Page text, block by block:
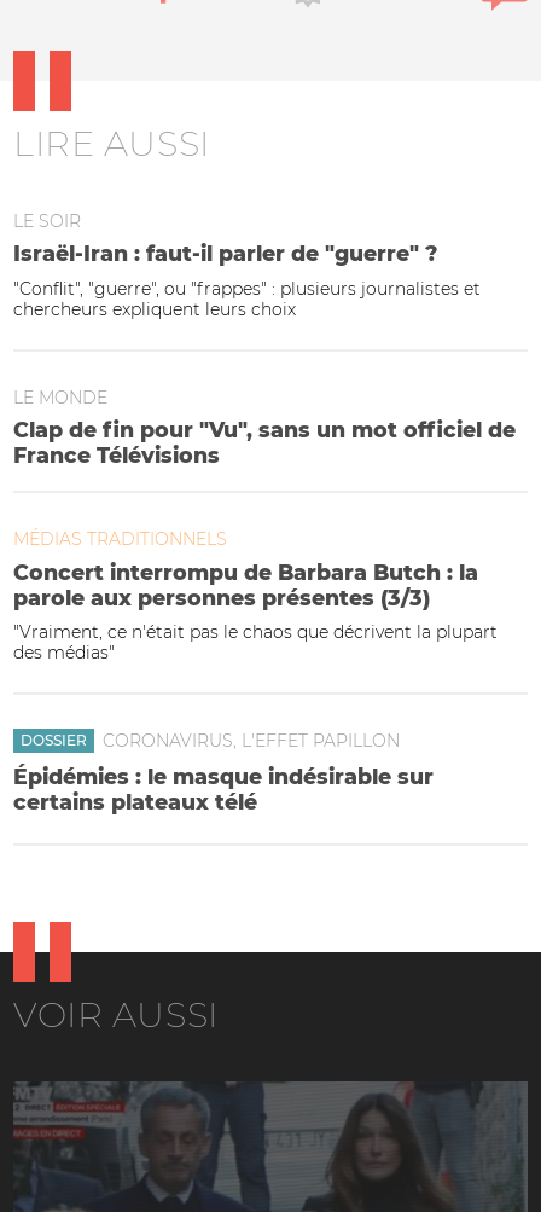
LIRE AUSSI
LE SOIR
Israël-Iran : faut-il parler de "guerre" ?
"Conflit", "guerre", ou "frappes" : plusieurs journalistes et
chercheurs expliquent leurs choix
LE MONDE
Clap de fin pour "Vu", sans un mot officiel de
France Télévisions
MÉDIAS TRADITIONNELS
Concert interrompu de Barbara Butch : la
parole aux personnes présentes (3/3)
"Vraiment, ce n'était pas le chaos que décrivent la plupart
des médias"
DOSSIER CORONAVIRUS, L'EFFET PAPILLON
Épidémies : le masque indésirable sur
certains plateaux télé
VOIR AUSSI